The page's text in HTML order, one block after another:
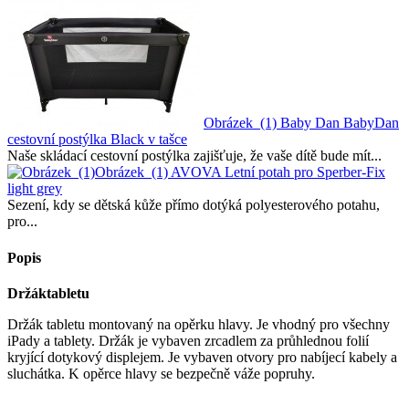
Obrázek_(1) Baby Dan BabyDan
cestovní postýlka Black v tašce
Naše skládací cestovní postýlka zajišťuje, že vaše dítě bude mít...
Obrázek_(1) AVOVA Letní potah pro Sperber-Fix
light grey
Sezení, kdy se dětská kůže přímo dotýká polyesterového potahu,
pro...
Popis
Držáktabletu
Držák tabletu montovaný na opěrku hlavy. Je vhodný pro všechny
iPady a tablety. Držák je vybaven zrcadlem za průhlednou folií
kryjící dotykový displejem. Je vybaven otvory pro nabíjecí kabely a
sluchátka. K opěrce hlavy se bezpečně váže popruhy.